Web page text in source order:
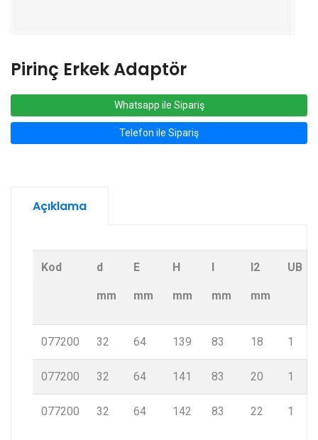
Pirinç Erkek Adaptör
Whatsapp ile Sipariş
Telefon ile Sipariş
Açıklama
Kod d
mm
E
mm
H
mm mm
l2
mm
UB
077200 32 64 139 83 18 1
077200 32 64 141 83 20 1
077200 32 64 142 83 22 1